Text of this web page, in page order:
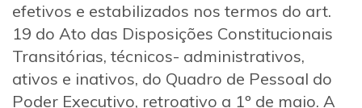
efetivos e estabilizados nos termos do art.
19 do Ato das Disposições Constitucionais
Transitórias, técnicos- administrativos,
ativos e inativos, do Quadro de Pessoal do
Poder Executivo, retroativo a 1º de maio. A